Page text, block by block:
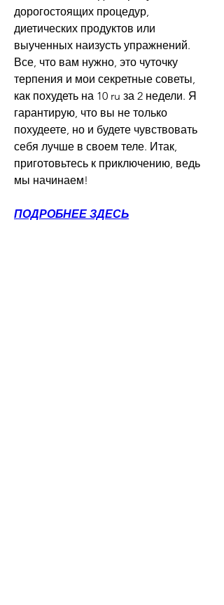
дорогостоящих процедур,
диетических продуктов или
выученных наизусть упражнений.
Все, что вам нужно, это чуточку
терпения и мои секретные советы,
как похудеть на 10 ru за 2 недели. Я
гарантирую, что вы не только
похудеете, но и будете чувствовать
себя лучше в своем теле. Итак,
приготовьтесь к приключению, ведь
мы начинаем!
ПОДРОБНЕЕ ЗДЕСЬ